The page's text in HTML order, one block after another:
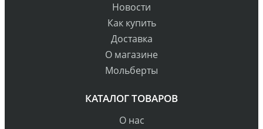
Новости
Как купить
Доставка
О магазине
Мольберты
КАТАЛОГ ТОВАРОВ
О нас